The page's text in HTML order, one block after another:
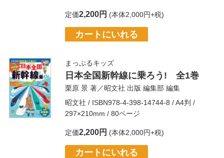
定価2,200円 (本体2,000円+税)
カートにいれる
まっぷるキッズ
日本全国新幹線に乗ろう! 全1巻
栗原 景 著／昭文社 出版 編集部 編集
昭文社 / ISBN978-4-398-14744-8 / A4判 /
297×210mm / 80ページ
定価2,200円 (本体2,000円+税)
カートにいれる